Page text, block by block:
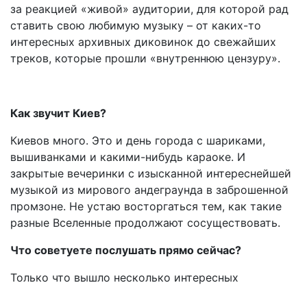
за реакцией «живой» аудитории, для которой рад
ставить свою любимую музыку – от каких-то
интересных архивных диковинок до свежайших
треков, которые прошли «внутреннюю цензуру».
Как звучит Киев?
Киевов много. Это и день города с шариками,
вышиванками и какими-нибудь караоке. И
закрытые вечеринки с изысканной интереснейшей
музыкой из мирового андеграунда в заброшенной
промзоне. Не устаю восторгаться тем, как такие
разные Вселенные продолжают сосуществовать.
Что советуете послушать прямо сейчас?
Только что вышло несколько интересных